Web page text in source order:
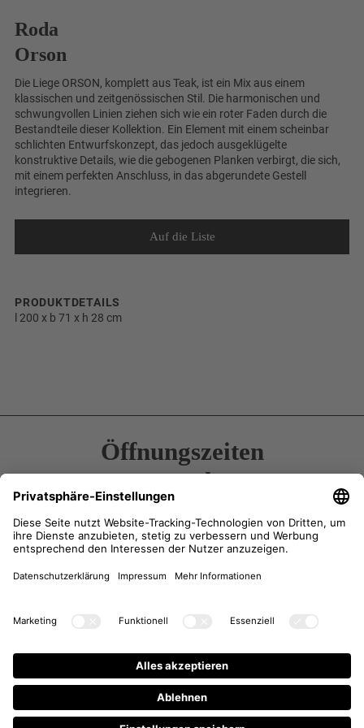
Roda
Orson
Die Liege ORSON, komplett aus Teak, ist ein Mix aus einem
klassischen und zeitgenössischen Stil. Die harmonischen und
schwungvollen Linien ziehen sich wie ein roter Faden durch die
Bestandteile dieser Kollektion. Ein Element mit einem scheinbar
schlichten Entwurfskonzept, das jedoch ausgeklügelte
konstruktive Details, wie die gebogenen Planken verbirgt, die sich,
mit einem perfekten Anschluss, in das abgerundete Gestell
integrieren.
PRODUKTDETAILS
l 200 x b 71 x h 28 cm
Öffnungszeiten
Kontakt
Anfahrt
Anfrage
Newsletter-Anmeldung
Facebook
Impressum/AGB
Datenschutzhinweise